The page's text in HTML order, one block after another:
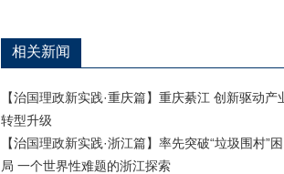
相关新闻
【治国理政新实践·重庆篇】重庆綦江 创新驱动产
转型升级
【治国理政新实践·浙江篇】率先突破“垃圾围村”困
局 一个世界性难题的浙江探索